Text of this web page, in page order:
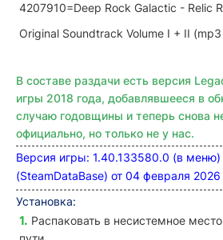
4207910=Deep Rock Galactic - Relic
Original Soundtrack Volume I + II
В составе раздачи есть версия
игры 2018 года, добавлявшееся в
случаю годовщины и теперь снова
официально, но только не у нас.
Версия игры: 1.40.133580.0 (в
(SteamDataBase) от 04 февраля 2026
Установка:
Распаковать в несистемное